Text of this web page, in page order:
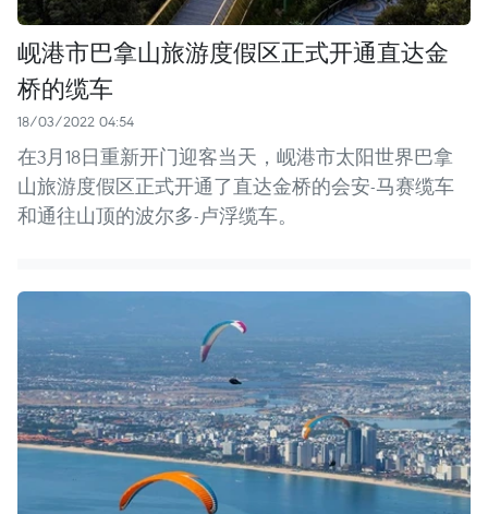
岘港市巴拿山旅游度假区正式开通直达金
桥的缆车
18/03/2022 04:54
在3月18日重新开门迎客当天，岘港市太阳世界巴拿
山旅游度假区正式开通了直达金桥的会安-马赛缆车
和通往山顶的波尔多-卢浮缆车。